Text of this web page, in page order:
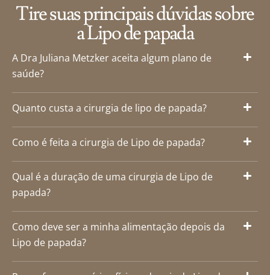
Tire suas principais dúvidas sobre
a Lipo de papada
A Dra Juliana Metzker aceita algum plano de
saúde?
Quanto custa a cirurgia de lipo de papada?
Como é feita a cirurgia de Lipo de papada?
Qual é a duração de uma cirurgia de Lipo de
papada?
Como deve ser a minha alimentação depois da
Lipo de papada?